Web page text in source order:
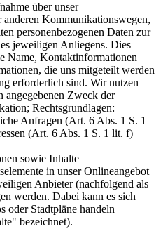
über unser
Kommunikationswegen,
personenbezogenen Daten zur
jeweiligen Anliegens. Dies
Name, Kontaktinformationen
die uns mitgeteilt werden
erforderlich sind. Wir nutzen
angegebenen Zweck der
Rechtsgrundlagen:
Anfragen (Art. 6 Abs. 1 S. 1
(Art. 6 Abs. 1 S. 1 lit. f)
sowie Inhalte
in unser Onlineangebot
Anbieter (nachfolgend als
werden. Dabei kann es sich
oder Stadtpläne handeln
bezeichnet).